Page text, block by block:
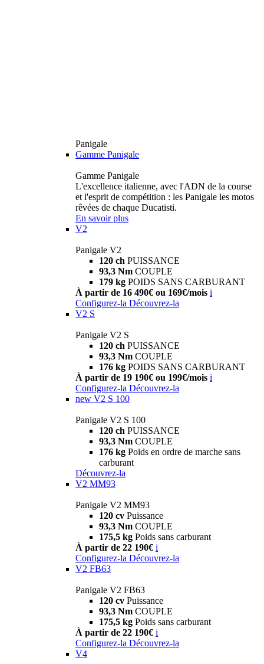
Panigale
Gamme Panigale
Gamme Panigale
L'excellence italienne, avec l'ADN de la course
et l'esprit de compétition : les Panigale les motos
rêvées de chaque Ducatisti.
En savoir plus
V2
Panigale V2
120 ch PUISSANCE
93,3 Nm COUPLE
179 kg POIDS SANS CARBURANT
À partir de 16 490€ ou 169€/mois i
Configurez-la Découvrez-la
V2 S
Panigale V2 S
120 ch PUISSANCE
93,3 Nm COUPLE
176 kg POIDS SANS CARBURANT
À partir de 19 190€ ou 199€/mois i
Configurez-la Découvrez-la
new V2 S 100
Panigale V2 S 100
120 ch PUISSANCE
93,3 Nm COUPLE
176 kg Poids en ordre de marche sans
carburant
Découvrez-la
V2 MM93
Panigale V2 MM93
120 cv Puissance
93,3 Nm COUPLE
175,5 kg Poids sans carburant
À partir de 22 190€ i
Configurez-la Découvrez-la
V2 FB63
Panigale V2 FB63
120 cv Puissance
93,3 Nm COUPLE
175,5 kg Poids sans carburant
À partir de 22 190€ i
Configurez-la Découvrez-la
V4